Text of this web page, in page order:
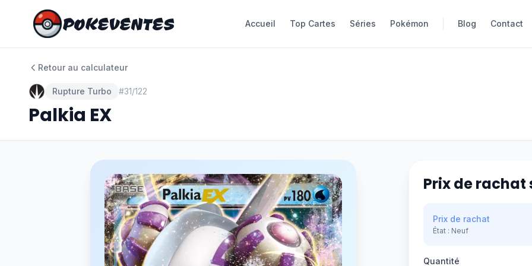
POKEVENTES Accueil Top Cartes Séries Pokémon Blog Contact
POKEVENTES Accueil Top Cartes Séries Pokémon Blog Contact
Retour au calculateur
Rupture Turbo #31/122
Palkia EX
Prix de rachat
Prix de rachat
État : Neuf
Quantité